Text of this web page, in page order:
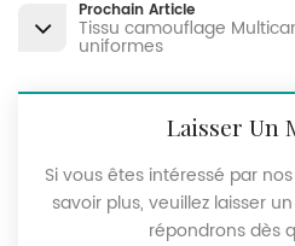
Prochain Article
Tissu camouflage
uniformes
Laisser Un
Si vous êtes intéressé par
savoir plus, veuillez laisser
répondrons dès